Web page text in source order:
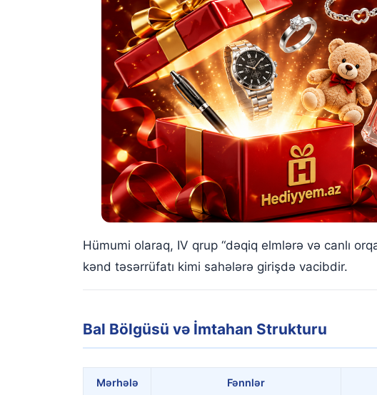
Hümumi olaraq, IV qrup “dəqiq elmlərə və canlı
kənd təsərrüfatı kimi sahələrə girişdə vacibdir.
Bal Bölgüsü və İmtahan Strukturu
Mərhələ Fənnlər